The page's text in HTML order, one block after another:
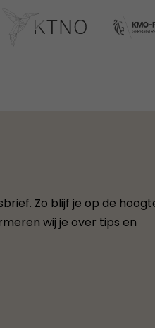
Zo blijf je op de
wij je over tips en